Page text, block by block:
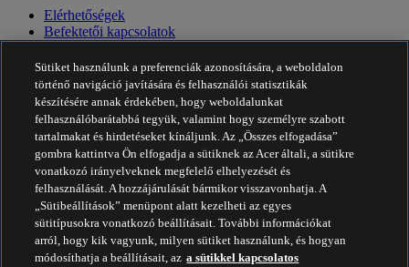
Elérhetőségek
Befektetői kapcsolatok
Díjak
Események
Fenntarthatóság
Fenntarthatóság
Vállalati társadalmi felelősségvállalás
A termékek ökológiai lábnyoma
Project Humanity
Earthion
Adatvédelmi szabályzat
Sütiket használunk a preferenciák azonosítására, a weboldalon
történő navigáció javítására és felhasználói statisztikák
készítésére annak érdekében, hogy weboldalunkat
felhasználóbarátabbá tegyük, valamint hogy személyre szabott
tartalmakat és hirdetéseket kínáljunk. Az „Összes elfogadása”
gombra kattintva Ön elfogadja a sütiknek az Acer általi, a sütikre
vonatkozó irányelveknek megfelelő elhelyezését és
felhasználását. A hozzájárulását bármikor visszavonhatja. A
„Sütibeállítások” menüpont alatt kezelheti az egyes
sütitípusokra vonatkozó beállításait. További információkat
arról, hogy kik vagyunk, milyen sütiket használunk, és hogyan
módosíthatja a beállításait, az a sütikkel kapcsolatos